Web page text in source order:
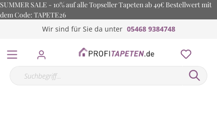
SUMMER SALE - 10% auf alle Topseller Tapeten ab 49€ Bestellwert mit
dem Code: TAPETE26
Wir sind für Sie da unter 05468 9384748